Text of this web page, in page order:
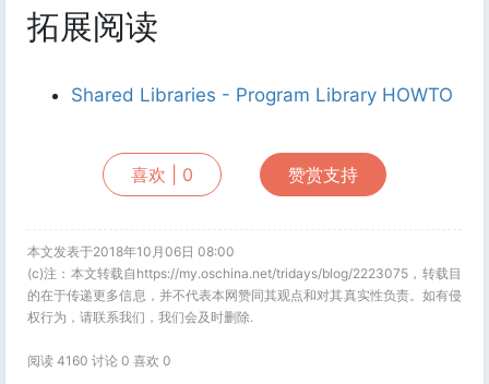
拓展阅读
Shared Libraries - Program Library HOWTO
喜欢 | 0 赞赏支持
本文发表于2018年10月06日 08:00
(c)注：本文转载自https://my.oschina.net/tridays/blog/2223075，转载目
的在于传递更多信息，并不代表本网赞同其观点和对其真实性负责。如有侵
权行为，请联系我们，我们会及时删除.
阅读 4160 讨论 0 喜欢 0